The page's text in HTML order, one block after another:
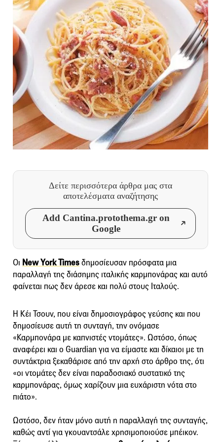
Δείτε περισσότερα άρθρα μας στα
αποτελέσματα αναζήτησης
Add Cantina.protothema.gr on
Google
Οι New York Timesδημοσίευσαν πρόσφατα μια
παραλλαγή της διάσημης ιταλικής καρμπονάρας και αυτό
φαίνεται πως δεν άρεσε και πολύ στους Ιταλούς.
Η Κέι Τσουν, που είναι δημοσιογράφος γεύσης και που
δημοσίευσε αυτή τη συνταγή, την ονόμασε
«Καρμπονάρα με καπνιστές ντομάτες». Ωστόσο, όπως
αναφέρει και ο Guardian για να είμαστε και δίκαιοι με τη
συντάκτρια ξεκαθάρισε από την αρχή στο άρθρο της, ότι
«οι ντομάτες δεν είναι παραδοσιακό συστατικό της
καρμπονάρας, όμως χαρίζουν μια ευχάριστη νότα στο
πιάτο».
Ωστόσο, δεν ήταν μόνο αυτή η παραλλαγή της συνταγής,
καθώς αντί για γκουαντσάλε χρησιμοποιούσε μπέικον.